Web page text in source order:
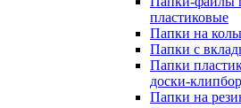
пластиковые
Папки на
Папки с
Папки
доски-
Папки на